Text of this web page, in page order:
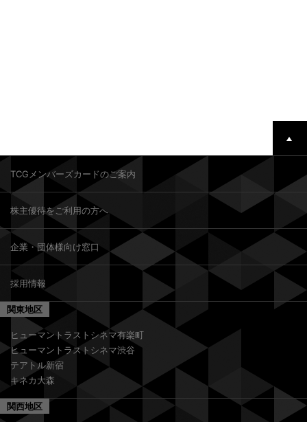
TCGメンバーズカードのご案内
株主優待をご利用の方へ
企業・団体様向け窓口
採用情報
関東地区
ヒューマントラストシネマ有楽町
ヒューマントラストシネマ渋谷
テアトル新宿
キネカ大森
関西地区